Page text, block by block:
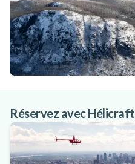
Réservez avec Hélicraft